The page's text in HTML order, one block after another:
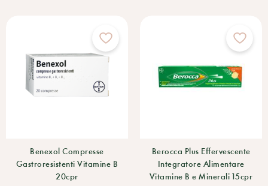
Benexol Compresse
Gastroresistenti Vitamine B
20cpr
Berocca Plus Effervescente
Integratore Alimentare
Vitamine B e Minerali 15cpr